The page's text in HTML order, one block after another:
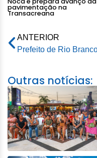
pavimentação na
Transacreana
ANTERIOR
Outras notícias: